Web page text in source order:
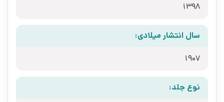
1398
سال انتشار میلادی:
1907
نوع جلد: